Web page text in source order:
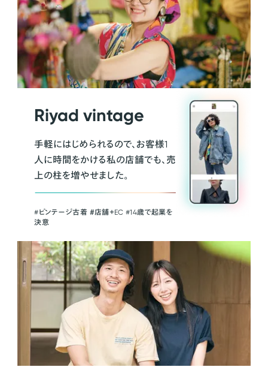
Riyad vintage
手軽にはじめられるので、お客様1
人に時間をかける私の店舗でも、売
上の柱を増やせました。
#ビンテージ古着 ＃店舗＋EC #14歳で起業を
決意